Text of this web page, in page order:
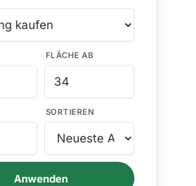
FLÄCHE AB
SORTIEREN
Anwenden